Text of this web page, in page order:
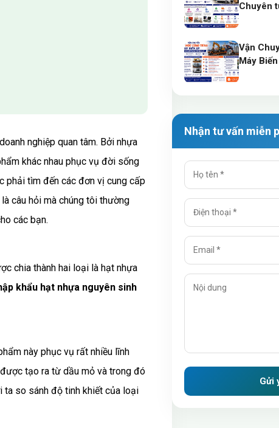
nghiệp quan tâm. Bởi nhựa
khác nhau phục vụ đời sống
phải tìm đến các đơn vị cung cấp
câu hỏi mà chúng tôi thường
các bạn.
chia thành hai loại là hạt nhựa
khẩu hạt nhựa nguyên sinh
này phục vụ rất nhiều lĩnh
tạo ra từ dầu mỏ và trong đó
ta so sánh độ tinh khiết của loại
Chuyên
TP.HCM
Vận
Máy
Khẩu
Nhận tư vấn miễn
Gửi